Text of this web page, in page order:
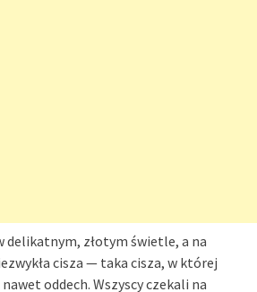
delikatnym, złotym świetle, a na
cisza — taka cisza, w której
nawet oddech. Wszyscy czekali na